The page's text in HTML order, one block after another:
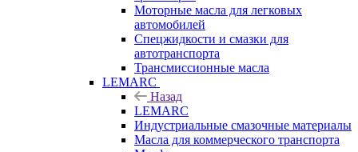
Моторные масла для легковых
автомобилей
Спецжидкости и смазки для
автотранспорта
Трансмиссионные масла
LEMARC
Назад
LEMARC
Индустриальные смазочные материалы
Масла для коммерческого транспорта